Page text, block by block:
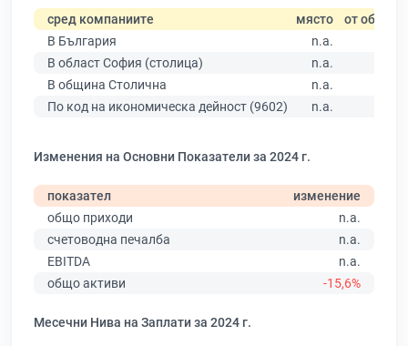
сред компаниите място от общо
В България
n.a.
В област София (столица)
n.a.
В община Столична
n.a.
По код на икономическа дейност (9602)
n.a.
Изменения на Основни Показатели за 2024 г.
показател
изменение
общо приходи
n.a.
счетоводна печалба
n.a.
EBITDA
n.a.
общо активи
-15,6%
Месечни Нива на Заплати за 2024 г.